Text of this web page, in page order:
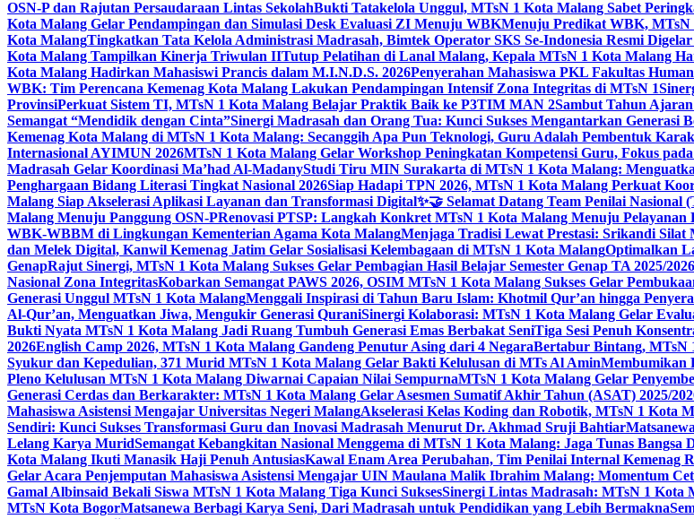
OSN-P dan Rajutan Persaudaraan Lintas SekolahBukti Tatakelola Unggul, MTsN 1 Kota Malang Sabet
Kota Malang Gelar Pendampingan dan Simulasi Desk Evaluasi ZI Menuju WBKMenuju Predikat WBK, MTsN
Kota MalangTingkatkan Tata Kelola Administrasi Madrasah, Bimtek Operator SKS Se-Indonesia Resmi
Kota Malang Tampilkan Kinerja Triwulan IITutup Pelatihan di Lanal Malang, Kepala MTsN 1 Kota Malang
Kota Malang Hadirkan Mahasiswi Prancis dalam M.I.N.D.S. 2026Penyerahan Mahasiswa PKL Fakultas
WBK: Tim Perencana Kemenag Kota Malang Lakukan Pendampingan Intensif Zona Integritas di MTsN 1
ProvinsiPerkuat Sistem TI, MTsN 1 Kota Malang Belajar Praktik Baik ke P3TIM MAN 2Sambut Tahun
Semangat “Mendidik dengan Cinta”Sinergi Madrasah dan Orang Tua: Kunci Sukses Mengantarkan Generasi
Kemenag Kota Malang di MTsN 1 Kota Malang: Secanggih Apa Pun Teknologi, Guru Adalah Pembentuk
Internasional AYIMUN 2026MTsN 1 Kota Malang Gelar Workshop Peningkatan Kompetensi Guru, Fokus
Madrasah Gelar Koordinasi Ma’had Al-MadanyStudi Tiru MIN Surakarta di MTsN 1 Kota Malang:
Penghargaan Bidang Literasi Tingkat Nasional 2026Siap Hadapi TPN 2026, MTsN 1 Kota Malang Perkuat
Malang Siap Akselerasi Aplikasi Layanan dan Transformasi Digital✨🤝 Selamat Datang Team Penilai Nasional
Malang Menuju Panggung OSN-PRenovasi PTSP: Langkah Konkret MTsN 1 Kota Malang Menuju Pelayanan
WBK-WBBM di Lingkungan Kementerian Agama Kota MalangMenjaga Tradisi Lewat Prestasi: Srikandi
dan Melek Digital, Kanwil Kemenag Jatim Gelar Sosialisasi Kelembagaan di MTsN 1 Kota MalangOptimalkan
GenapRajut Sinergi, MTsN 1 Kota Malang Sukses Gelar Pembagian Hasil Belajar Semester Genap TA 2025/2026
Nasional Zona IntegritasKobarkan Semangat PAWS 2026, OSIM MTsN 1 Kota Malang Sukses Gelar
Generasi Unggul MTsN 1 Kota MalangMenggali Inspirasi di Tahun Baru Islam: Khotmil Qur’an hingga
Al-Qur’an, Menguatkan Jiwa, Mengukir Generasi QuraniSinergi Kolaborasi: MTsN 1 Kota Malang Gelar
Bukti Nyata MTsN 1 Kota Malang Jadi Ruang Tumbuh Generasi Emas Berbakat SeniTiga Sesi Penuh
2026English Camp 2026, MTsN 1 Kota Malang Gandeng Penutur Asing dari 4 NegaraBertabur Bintang, MTsN
Syukur dan Kepedulian, 371 Murid MTsN 1 Kota Malang Gelar Bakti Kelulusan di MTs Al AminMembumikan
Pleno Kelulusan MTsN 1 Kota Malang Diwarnai Capaian Nilai SempurnaMTsN 1 Kota Malang Gelar
Generasi Cerdas dan Berkarakter: MTsN 1 Kota Malang Gelar Asesmen Sumatif Akhir Tahun (ASAT) 2025/
Mahasiswa Asistensi Mengajar Universitas Negeri MalangAkselerasi Kelas Koding dan Robotik, MTsN 1 Kota
Sendiri: Kunci Sukses Transformasi Guru dan Inovasi Madrasah Menurut Dr. Akhmad Sruji Bahtiar
Lelang Karya MuridSemangat Kebangkitan Nasional Menggema di MTsN 1 Kota Malang: Jaga Tunas Bangsa
Kota Malang Ikuti Manasik Haji Penuh AntusiasKawal Enam Area Perubahan, Tim Penilai Internal
Gelar Acara Penjemputan Mahasiswa Asistensi Mengajar UIN Maulana Malik Ibrahim Malang: Momentum
Gamal Albinsaid Bekali Siswa MTsN 1 Kota Malang Tiga Kunci SuksesSinergi Lintas Madrasah: MTsN 1 Kota
MTsN Kota BogorMatsanewa Berbagi Karya Seni, Dari Madrasah untuk Pendidikan yang Lebih Bermakna